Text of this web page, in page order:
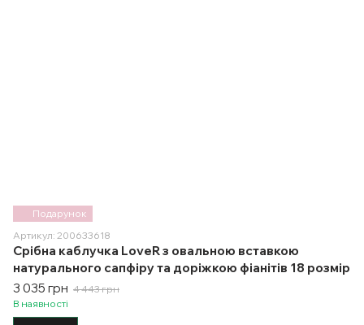
Подарунок
Артикул: 200633618
Срібна каблучка LoveR з овальною вставкою
натурального сапфіру та доріжкою фіанітів 18 розмір
3 035 грн 4 443 грн
В наявності